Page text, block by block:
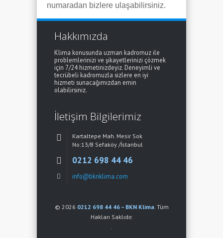
numaradan bizlere ulaşabilirsiniz.
Hakkımızda
Klima konusunda uzman kadromuz ile
problemlerinizi ve şikayetlerinizi çözmek
için 7/24 hizmetinizdeyiz. Deneyimli ve
tecrübeli kadromuzla sizlere en iyi
hizmeti sunacağımızdan emin
olabilirsiniz.
İletişim Bilgilerimiz
Kartaltepe Mah. Mesir Sok
No:13/B Sefaköy /İstanbul
0212 698 44 46
info@bknklima.com
© 2026 0212 698 44 46 – BKN Klima. Tüm
Hakları Saklıdır.
.